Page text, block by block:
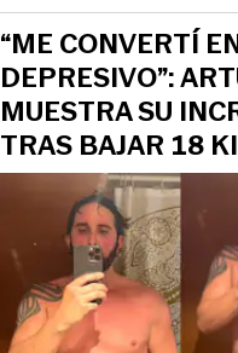
“ME CONVERTÍ
DEPRESIVO”:
MUESTRA SU
TRAS BAJAR 18